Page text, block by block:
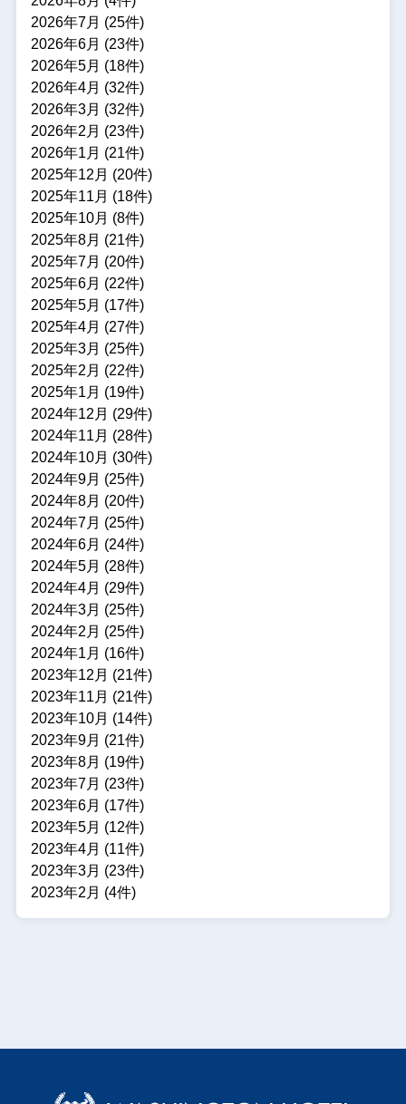
2026年7月 (25件)
2026年6月 (23件)
2026年5月 (18件)
2026年4月 (32件)
2026年3月 (32件)
2026年2月 (23件)
2026年1月 (21件)
2025年12月 (20件)
2025年11月 (18件)
2025年10月 (8件)
2025年8月 (21件)
2025年7月 (20件)
2025年6月 (22件)
2025年5月 (17件)
2025年4月 (27件)
2025年3月 (25件)
2025年2月 (22件)
2025年1月 (19件)
2024年12月 (29件)
2024年11月 (28件)
2024年10月 (30件)
2024年9月 (25件)
2024年8月 (20件)
2024年7月 (25件)
2024年6月 (24件)
2024年5月 (28件)
2024年4月 (29件)
2024年3月 (25件)
2024年2月 (25件)
2024年1月 (16件)
2023年12月 (21件)
2023年11月 (21件)
2023年10月 (14件)
2023年9月 (21件)
2023年8月 (19件)
2023年7月 (23件)
2023年6月 (17件)
2023年5月 (12件)
2023年4月 (11件)
2023年3月 (23件)
2023年2月 (4件)